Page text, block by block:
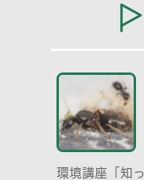
環境講座「知